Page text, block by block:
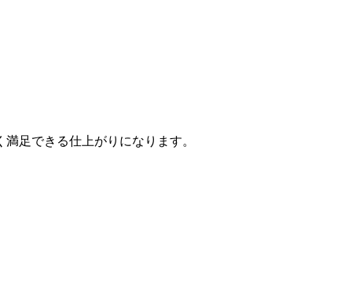
足できる仕上がりになります。